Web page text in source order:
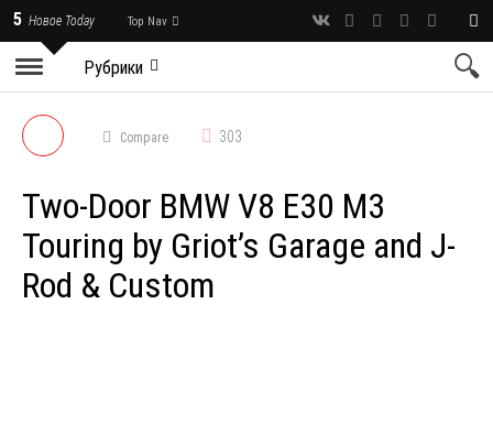
5 Новое Today Top Nav
Рубрики
Compare 303
Two-Door BMW V8 E30 M3
Touring by Griot’s Garage and J-
Rod & Custom